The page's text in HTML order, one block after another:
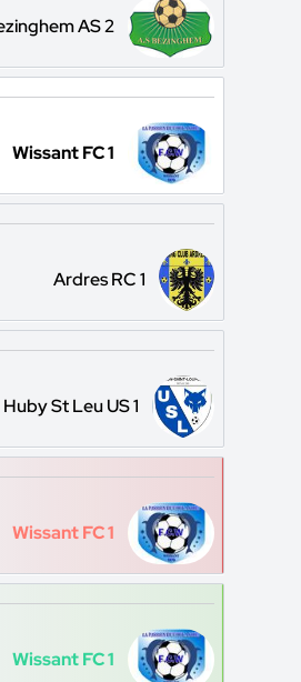
AS 2
Wissant FC 1
Ardres RC 1
Huby St Leu US 1
Wissant FC 1
Wissant FC 1